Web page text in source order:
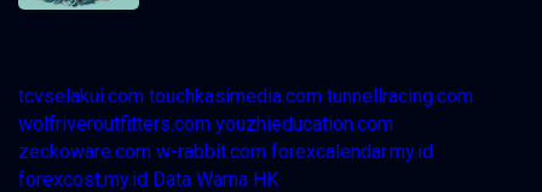
tcvselakui.com touchkasimedia.com tunnellracing.com
wolfriveroutfitters.com youzhieducation.com
zeckoware.com w-rabbit.com forexcalendar.my.id
forexcost.my.id Data Warna HK